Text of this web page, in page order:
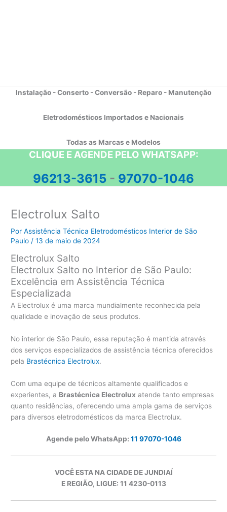
Instalação - Conserto - Conversão - Reparo - Manutenção
Eletrodomésticos Importados e Nacionais
Todas as Marcas e Modelos
CLIQUE E AGENDE PELO WHATSAPP:
96213-3615 - 97070-1046
Electrolux Salto
PorAssistência Técnica Eletrodomésticos Interior de São
Paulo /13 de maio de 2024
Electrolux Salto
Electrolux Salto no Interior de São Paulo:
Excelência em Assistência Técnica
Especializada
A Electrolux é uma marca mundialmente reconhecida pela
qualidade e inovação de seus produtos.
No interior de São Paulo, essa reputação é mantida através
dos serviços especializados de assistência técnica oferecidos
pela Brastécnica Electrolux.
Com uma equipe de técnicos altamente qualificados e
experientes, a Brastécnica Electrolux atende tanto empresas
quanto residências, oferecendo uma ampla gama de serviços
para diversos eletrodomésticos da marca Electrolux.
Agende pelo WhatsApp: 11 97070-1046
VOCÊ ESTA NA CIDADE DE JUNDIAÍ
E REGIÃO, LIGUE: 11 4230-0113